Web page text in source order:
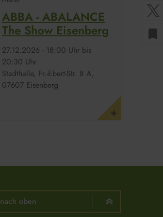
bookmark
ABBA - ABALANCE
The Show Eisenberg
27.​12.​2026 - 18:00 Uhr bis
20:30 Uhr
Stadthalle, Fr.-Ebert-Str. 8 A,
07607 Eisenberg
nach oben